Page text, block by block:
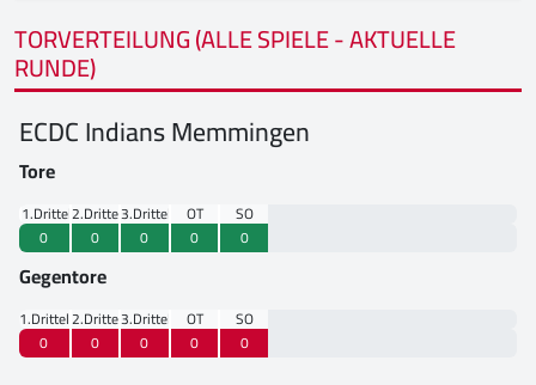
TORVERTEILUNG (ALLE SPIELE - AKTUELLE
RUNDE)
ECDC Indians Memmingen
Tore
1.Drittel2.Drittel3.Drittel OT
SO
0
0 0 0 0
Gegentore
1.Drittel2.Drittel3.Drittel OT
SO
0
0 0 0 0